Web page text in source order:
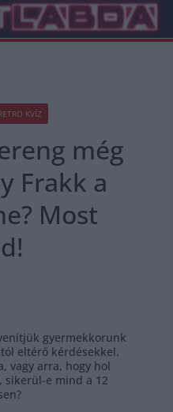
KVÍZ
még
Frakk a
Most
gyermekkorunk
eltérő kérdésekkel.
vagy arra, hogy hol
sikerül-e mind a 12